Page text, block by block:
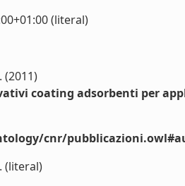
(literal)
(2011)
coating adsorbenti per
cnr/
(literal)